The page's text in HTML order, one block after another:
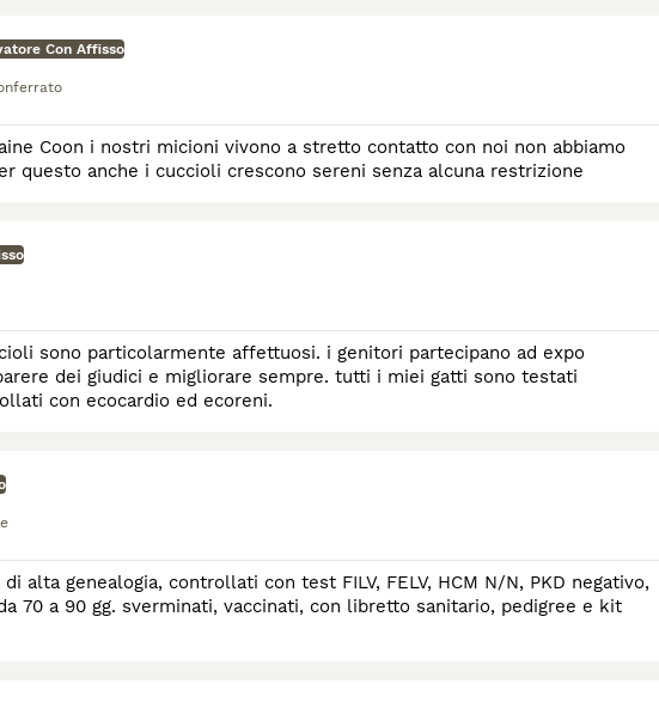
Con Affisso
Coon i nostri micioni vivono a stretto contatto con noi non abbiamo
questo anche i cuccioli crescono sereni senza alcuna restrizione
sono particolarmente affettuosi. i genitori partecipano ad expo
dei giudici e migliorare sempre. tutti i miei gatti sono testati
con ecocardio ed ecoreni.
alta genealogia, controllati con test FILV, FELV, HCM N/N, PKD negativo,
70 a 90 gg. sverminati, vaccinati, con libretto sanitario, pedigree e kit